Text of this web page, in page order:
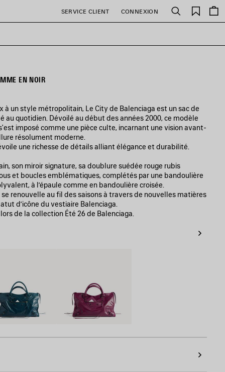
SERVICE CLIENT CONNEXION Rechercher
EN NOIR
un style métropolitain, Le City de Balenciaga est un sac de
au quotidien. Dévoilé au début des années 2000, ce modèle
imposé comme une pièce culte, incarnant une vision avant-
résolument moderne.
une richesse de détails alliant élégance et durabilité.
son miroir signature, sa doublure suédée rouge rubis
et boucles emblématiques, complétés par une bandoulière
à l’épaule comme en bandoulière croisée.
renouvelle au fil des saisons à travers de nouvelles matières
d’icône du vestiaire Balenciaga.
de la collection Été 26 de Balenciaga.